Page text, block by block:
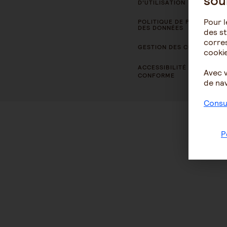
D’UTILISATION
POLITIQUE DE PROTECTION
DES DONNÉES
GESTION DES COOKIES
ACCESSIBILITÉ : NON
CONFORME
Pour
des
Avec
de